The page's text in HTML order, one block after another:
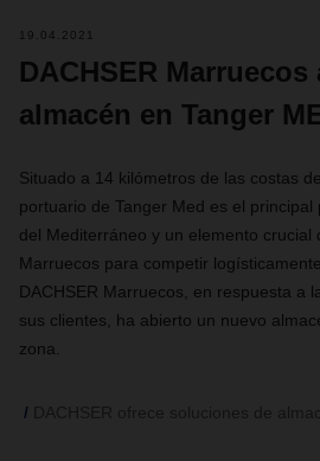
19.04.2021
DACHSER
almacén en Tanger
Situado a 14 kilómetros de las costas
portuario de Tanger Med es el
del Mediterráneo y un elemento crucial
Marruecos para competir
DACHSER Marruecos, en respuesta a
sus clientes, ha abierto un nuevo
zona.